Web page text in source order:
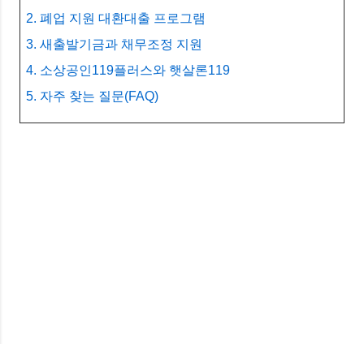
2. 폐업 지원 대환대출 프로그램
3. 새출발기금과 채무조정 지원
4. 소상공인119플러스와 햇살론119
5. 자주 찾는 질문(FAQ)